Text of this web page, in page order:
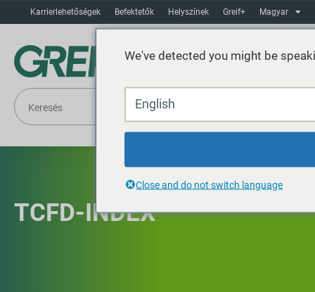
Karrierlehetőségek Befektetők Helyszínek Greif+ Magyar
TCFD-INDEX
We've detected you might be
English
Close and do not switch language